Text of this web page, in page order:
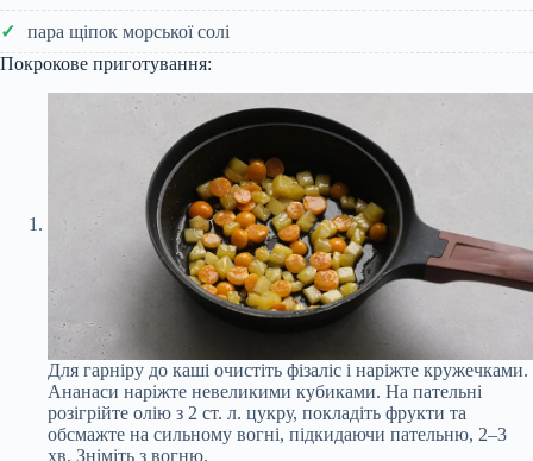
пара щіпок морської солі
Покрокове приготування:
Для гарніру до каші очистіть фізаліс і наріжте кружечками.
Ананаси наріжте невеликими кубиками. На пательні
розігрійте олію з 2 ст. л. цукру, покладіть фрукти та
обсмажте на сильному вогні, підкидаючи пательню, 2–3
хв. Зніміть з вогню.